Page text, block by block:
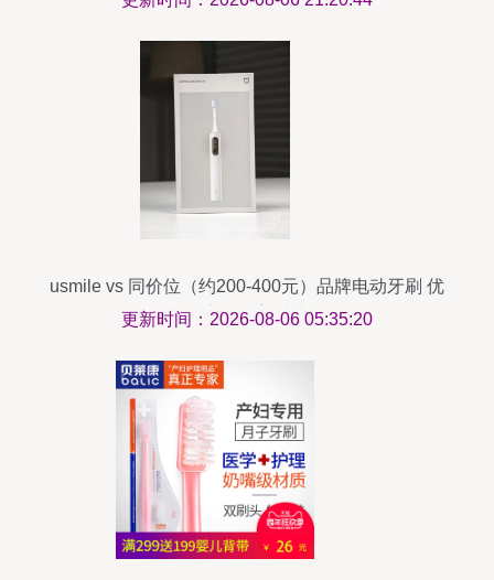
usmile vs 同价位（约200-400元）品牌电动牙刷 优
缺点全覆盖对比
更新时间：2026-08-06 05:35:20